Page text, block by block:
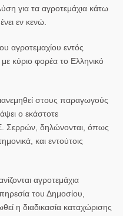
για τα αγροτεμάχια κάτω
εν κενώ.
αγροτεμαχίου εντός
κύριο φορέα το Ελληνικό
στους παραγωγούς
ο εκάστοτε
Σερρών, δηλώνονται, όπως
και εντούτοις
αγροτεμάχια
του Δημοσίου,
η διαδικασία καταχώρισης